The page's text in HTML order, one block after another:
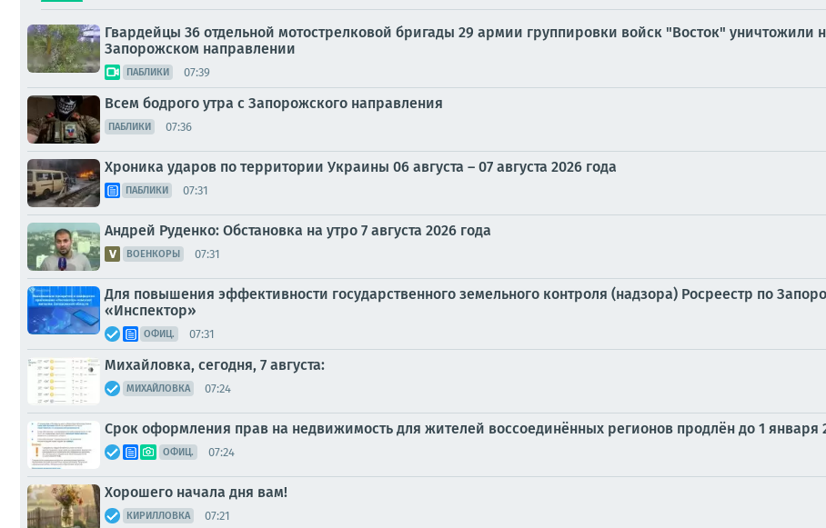
Гвардейцы 36 отдельной мотострелковой бригады 29 армии группировки войск "Восток" уничтожили
Запорожском направлении
ПАБЛИКИ 07:39
Всем бодрого утра с Запорожского направления
ПАБЛИКИ 07:36
Хроника ударов по территории Украины 06 августа – 07 августа 2026 года
ПАБЛИКИ 07:31
Андрей Руденко: Обстановка на утро 7 августа 2026 года
ВОЕНКОРЫ 07:31
Для повышения эффективности государственного земельного контроля (надзора) Росреестр по
«Инспектор»
ОФИЦ. 07:31
Михайловка, сегодня, 7 августа:
МИХАЙЛОВКА 07:24
Срок оформления прав на недвижимость для жителей воссоединённых регионов продлён до 1 января
ОФИЦ. 07:24
Хорошего начала дня вам!
КИРИЛЛОВКА 07:21